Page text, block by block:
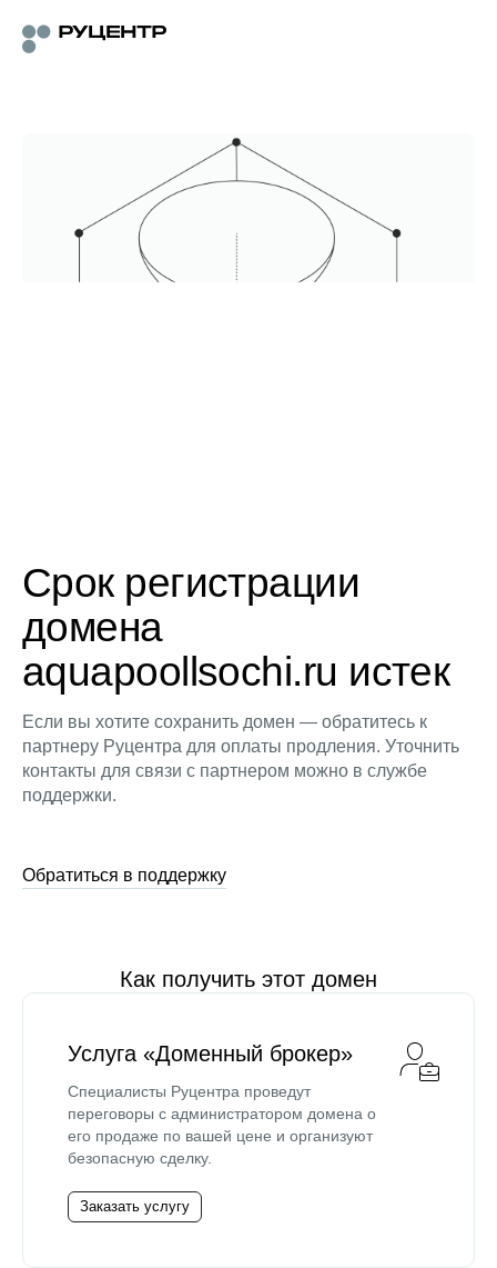
Срок регистрации
домена
aquapoollsochi.ru истек
Если вы хотите сохранить домен — обратитесь к
партнеру Руцентра для оплаты продления. Уточнить
контакты для связи с партнером можно в службе
поддержки.
Обратиться в поддержку
Как получить этот домен
Услуга «Доменный брокер»
Специалисты Руцентра проведут
переговоры с администратором домена о
его продаже по вашей цене и организуют
безопасную сделку.
Заказать услугу